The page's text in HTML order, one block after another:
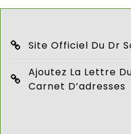
Site Officiel Du Dr
Ajoutez La Lettre
Carnet D’adresses